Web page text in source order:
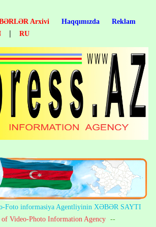
Arxivi Haqqımızda
Reklam
| RU
Foto informasiya Agentliyinin XƏBƏR SAYTI
Video-Photo Information Agency --